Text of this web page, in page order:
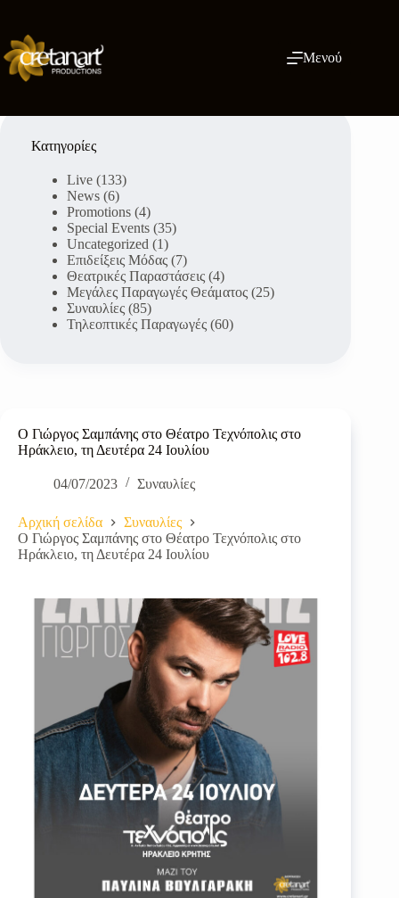
περιεχόμενο
Μενού
Ο Γιώργος Σαμπάνης στο Θέατρο Τεχνόπολις στο
Ηράκλειο, τη Δευτέρα 24 Ιουλίου
04/07/2023 Συναυλίες
Αρχική σελίδα
Συναυλίες
Ο Γιώργος Σαμπάνης στο Θέατρο Τεχνόπολις στο
Ηράκλειο, τη Δευτέρα 24 Ιουλίου
Κατηγορίες
Live (133)
News (6)
Promotions (4)
Special Events (35)
Uncategorized (1)
Επιδείξεις Μόδας (7)
Θεατρικές Παραστάσεις (4)
Μεγάλες Παραγωγές Θεάματος (25)
Συναυλίες (85)
Τηλεοπτικές Παραγωγές (60)